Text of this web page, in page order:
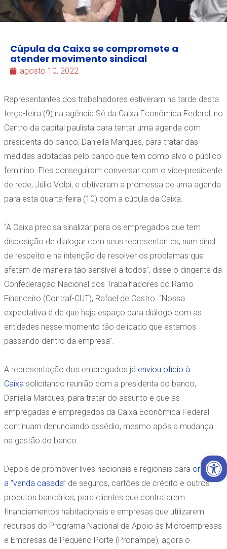
Cúpula da Caixa se compromete a
atender movimento sindical
agosto 10, 2022
Representantes dos trabalhadores estiveram na tarde desta
terça-feira (9) na agência Sé da Caixa Econômica Federal, no
Centro da capital paulista para tentar uma agenda com
presidenta do banco, Daniella Marques, para tratar das
medidas adotadas pelo banco que tem como alvo o público
feminino. Eles conseguiram conversar com o vice-presidente
de rede, Júlio Volpi, e obtiveram a promessa de uma agenda
para esta quarta-feira (10) com a cúpula da Caixa.
“A Caixa precisa sinalizar para os empregados que tem
disposição de dialogar com seus representantes, num sinal
de respeito e na intenção de resolver os problemas que
afetam de maneira tão sensível a todos”, disse o dirigente da
Confederação Nacional dos Trabalhadores do Ramo
Financeiro (Contraf-CUT), Rafael de Castro. “Nossa
expectativa é de que haja espaço para diálogo com as
entidades nesse momento tão delicado que estamos
passando dentro da empresa”.
A representação dos empregados já enviou ofício à
Caixa solicitando reunião com a presidenta do banco,
Daniella Marques, para tratar do assunto e que as
empregadas e empregados da Caixa Econômica Federal
continuam denunciando assédio, mesmo após a mudança
na gestão do banco.
Depois de promover lives nacionais e regionais para orientar
a “venda casada” de seguros, cartões de crédito e outros
produtos bancários, para clientes que contratarem
financiamentos habitacionais e empresas que utilizarem
recursos do Programa Nacional de Apoio às Microempresas
e Empresas de Pequeno Porte (Pronampe), agora o